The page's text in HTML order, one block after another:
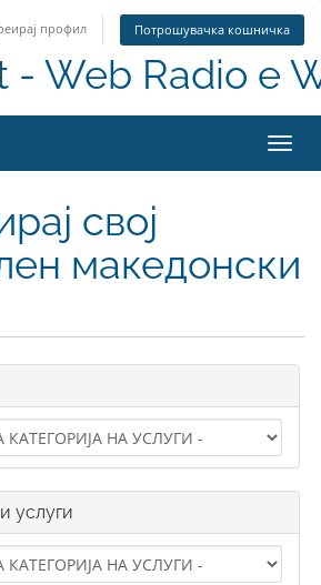
профил Потрошувачка кошничка
- Web Radio e
свој
македонски
услуги